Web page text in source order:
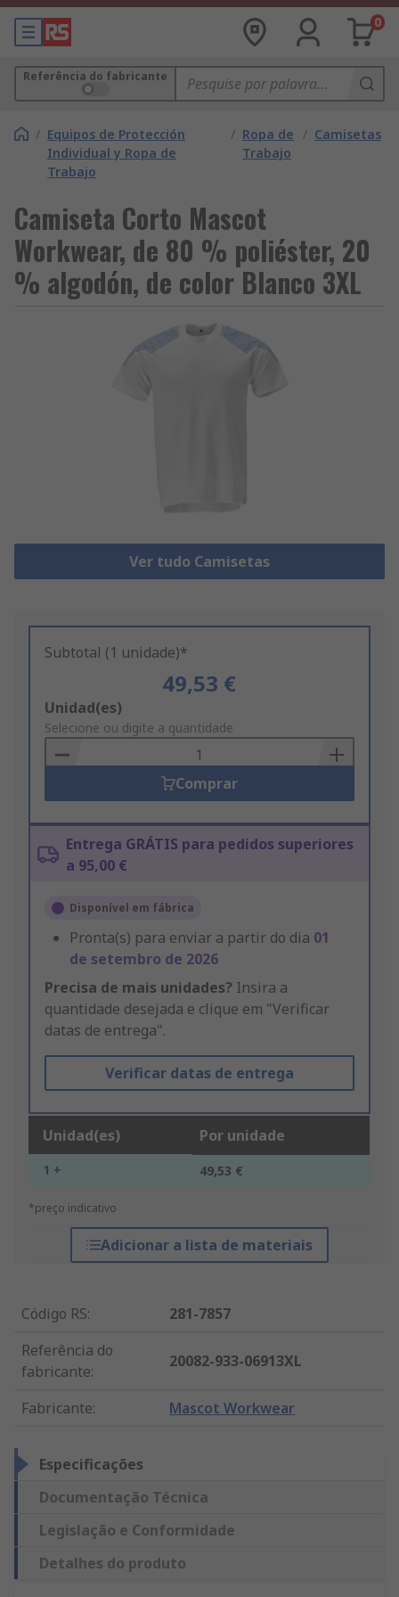
0
Referência do fabricante
/ Equipos de Protección
Individual y Ropa de
Trabajo
/ Ropa de
Trabajo
/ Camisetas
Camiseta Corto Mascot
Workwear, de 80 % poliéster, 20
% algodón, de color Blanco 3XL
Ver tudo Camisetas
Subtotal (1 unidade)*
49,53 €
Add
to
Basket
Unidad(es)
Selecione ou digite a quantidade
Comprar
Entrega GRÁTIS para pedidos superiores
a 95,00 €
Disponível em fábrica
Pronta(s) para enviar a partir do dia 01
de setembro de 2026
Precisa de mais unidades? Insira a
quantidade desejada e clique em "Verificar
datas de entrega".
Verificar datas de entrega
Unidad(es) Por unidade
1 + 49,53 €
*preço indicativo
Adicionar a lista de materiais
Código RS:
281-7857
Referência do
fabricante:
20082-933-06913XL
Fabricante: Mascot Workwear
Especificações
Documentação Técnica
Legislação e Conformidade
Detalhes do produto